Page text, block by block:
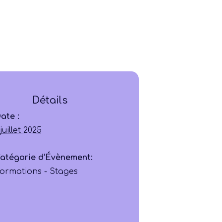
Jouer
Former
Détails
:
juillet 2025
d’Évènement:
- Stages